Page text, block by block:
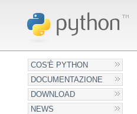
COS'È PYTHON
DOCUMENTAZIONE
DOWNLOAD
NEWS